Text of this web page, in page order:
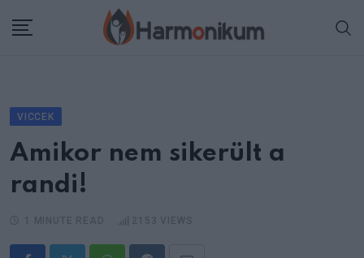
VICCEK
Amikor nem sikerült a
randi!